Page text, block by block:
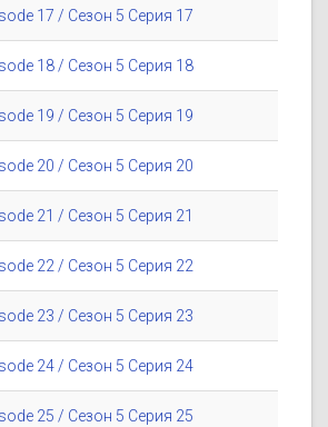
17 / Сезон 5 Серия 17
18 / Сезон 5 Серия 18
19 / Сезон 5 Серия 19
20 / Сезон 5 Серия 20
21 / Сезон 5 Серия 21
22 / Сезон 5 Серия 22
23 / Сезон 5 Серия 23
24 / Сезон 5 Серия 24
25 / Сезон 5 Серия 25